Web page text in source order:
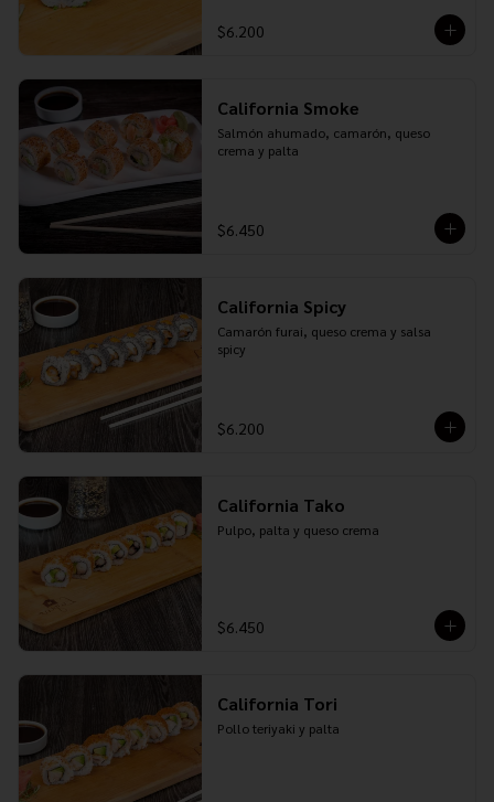
$6.200
California Smoke
Salmón ahumado, camarón, queso
crema y palta
$6.450
California Spicy
Camarón furai, queso crema y salsa
spicy
$6.200
California Tako
Pulpo, palta y queso crema
$6.450
California Tori
Pollo teriyaki y palta